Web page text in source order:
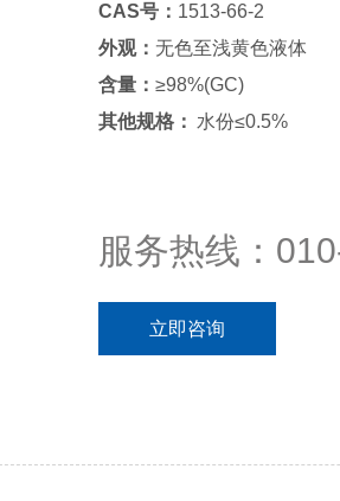
CAS号： 1513-66-2
外观： 无色至浅黄色液体
含量： ≥98%(GC)
其他规格： 水份≤0.5%
服务热线：
立即咨询